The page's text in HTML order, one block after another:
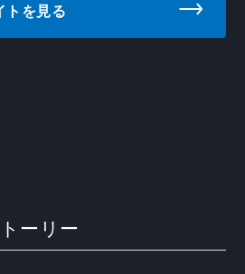
トを見る
ーリー